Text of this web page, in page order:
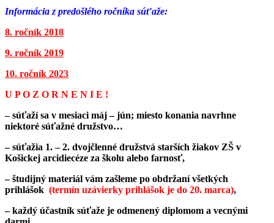
Informácia z predošlého ročníka súťaže:
8. ročník 2018
9. ročník 2019
10. ročník 2023
U P O Z O R N E N I E !
– súťaží sa v mesiaci máj – jún; miesto konania navrhne
niektoré súťažné družstvo…
– súťažia 1. – 2. dvojčlenné družstvá starších žiakov ZŠ v
Košickej arcidiecéze za školu alebo farnosť,
– študijný materiál vám zašleme po obdržaní všetkých
prihlášok (termín uzávierky prihlášok je do 20. marca),
– každý účastník súťaže je odmenený diplomom a vecnými